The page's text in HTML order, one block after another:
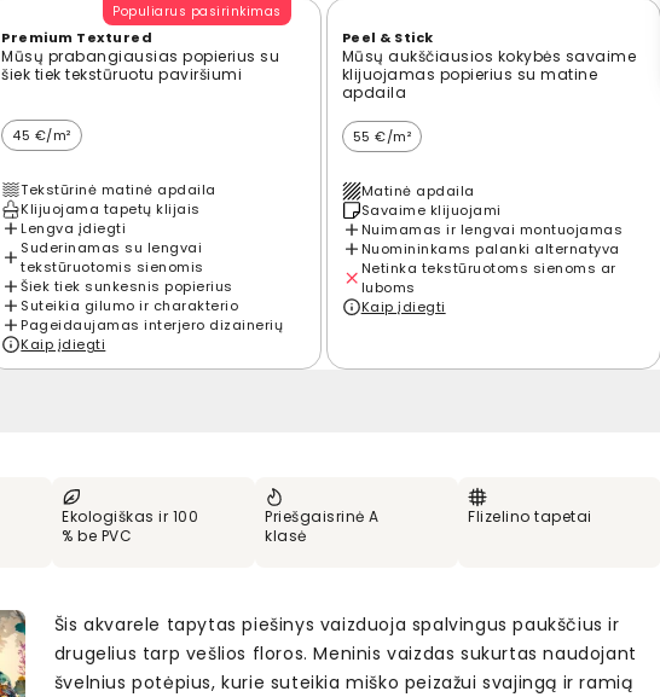
Populiarus pasirinkimas
Premium Textured
Mūsų prabangiausias popierius su
šiek tiek tekstūruotu paviršiumi
45 €/m²
Tekstūrinė matinė apdaila
Klijuojama tapetų klijais
Lengva įdiegti
Suderinamas su lengvai
tekstūruotomis sienomis
Šiek tiek sunkesnis popierius
Suteikia gilumo ir charakterio
Pageidaujamas interjero dizainerių
Kaip įdiegti
Peel & Stick
Mūsų aukščiausios kokybės savaime
klijuojamas popierius su matine
apdaila
55 €/m²
Matinė apdaila
Savaime klijuojami
Nuimamas ir lengvai montuojamas
Nuomininkams palanki alternatyva
Netinka tekstūruotoms sienoms ar
luboms
Kaip įdiegti
Ekologiškas ir 100
% be PVC
Priešgaisrinė A
klasė
Flizelino tapetai
Šis akvarele tapytas piešinys vaizduoja spalvingus paukščius ir
drugelius tarp vešlios floros. Meninis vaizdas sukurtas naudojant
švelnius potėpius, kurie suteikia miško peizažui svajingą ir ramią